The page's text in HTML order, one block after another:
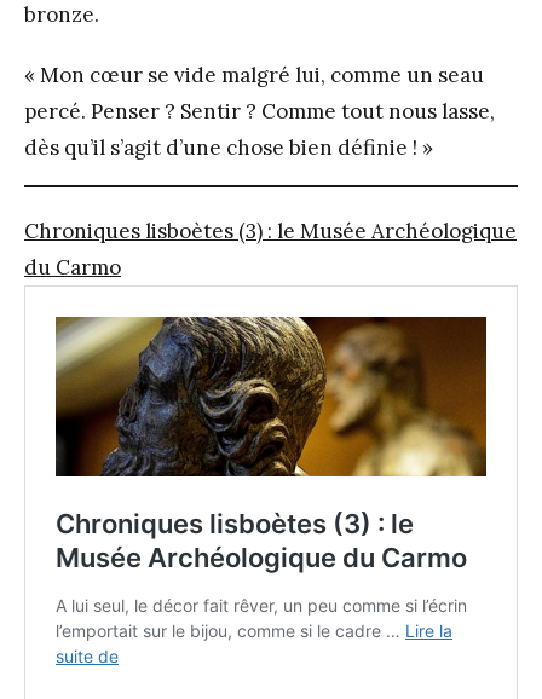
bronze.
« Mon cœur se vide malgré lui, comme un seau
percé. Penser ? Sentir ? Comme tout nous lasse,
dès qu’il s’agit d’une chose bien définie ! »
Chroniques lisboètes (3) : le Musée Archéologique
du Carmo